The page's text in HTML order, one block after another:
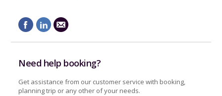
Need help booking?
Get assistance from our customer service with booking,
planning trip or any other of your needs.